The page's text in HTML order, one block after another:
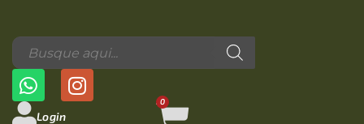
Login
0